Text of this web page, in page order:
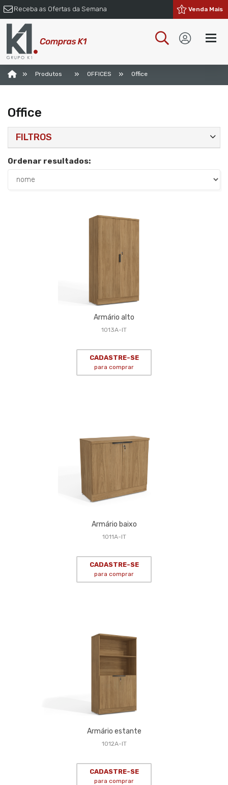
Receba as Ofertas da Semana Venda Mais
» Produtos » OFFICES » Office
Office
FILTROS
Ordenar resultados:
Armário alto
1013A-IT
CADASTRE-SE
para comprar
Armário baixo
1011A-IT
CADASTRE-SE
para comprar
Armário estante
1012A-IT
CADASTRE-SE
para comprar